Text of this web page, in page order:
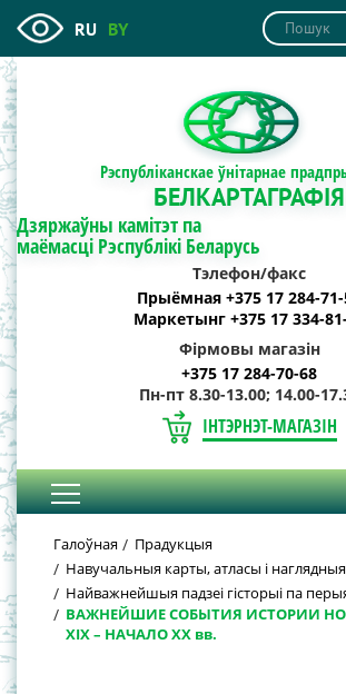
RU BY
Рэспубліканскае ўнітарнае
БЕЛКАРТАГРАФІЯ
Дзяржаўны камітэт па
маёмасці Рэспублікі Беларусь
Тэлефон/факс
Прыёмная +375 17 284-
Маркетынг +375 17 334-
Фірмовы магазін
+375 17 284-70-68
Пн-пт 8.30-13.00; 14.00-
ІНТЭРНЭТ-МАГАЗІН
Галоўная
Прадукцыя
Навучальныя карты, атласы і
Найважнейшыя падзеі гісторыі па
ВАЖНЕЙШИЕ СОБЫТИЯ ИСТОРИИ
XIХ – НАЧАЛО XХ вв.